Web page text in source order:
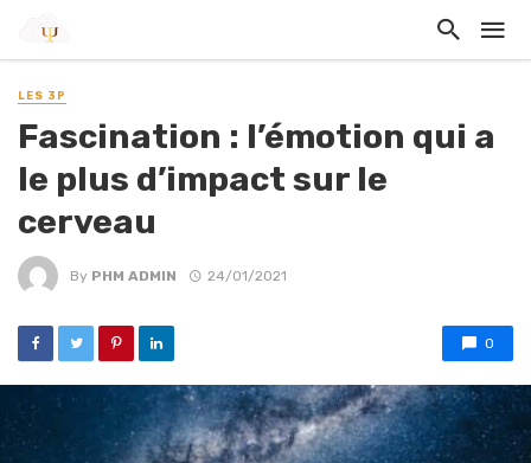
LES 3P
Fascination : l’émotion qui a
le plus d’impact sur le
cerveau
By PHM ADMIN 24/01/2021
0